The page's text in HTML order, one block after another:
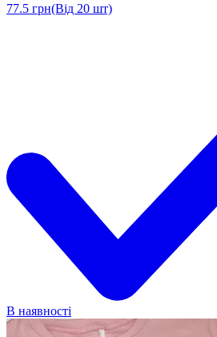
77.5 грн(Від 20 шт)
В наявності